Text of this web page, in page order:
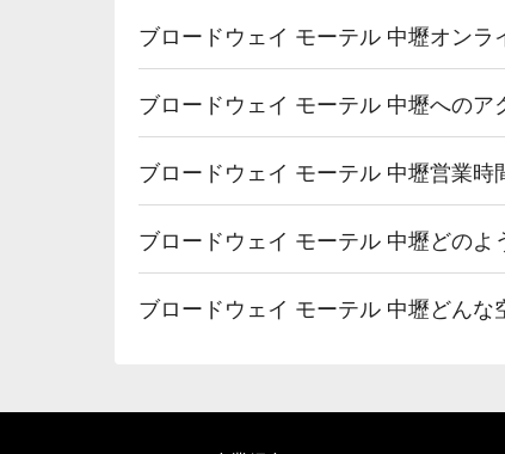
ブロードウェイ モーテル 中壢オンラ
ブロードウェイ モーテル 中壢へのア
ブロードウェイ モーテル 中壢営業時
ブロードウェイ モーテル 中壢どのよ
ブロードウェイ モーテル 中壢どんな